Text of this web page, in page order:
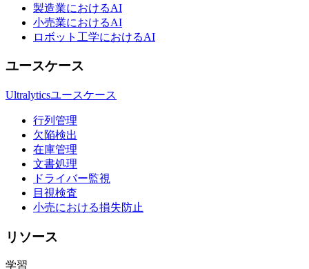
製造業におけるAI
小売業におけるAI
ロボット工学におけるAI
ユースケース
Ultralyticsユースケース
行列管理
欠陥検出
在庫管理
文書処理
ドライバー監視
目視検査
小売における損失防止
リソース
学習